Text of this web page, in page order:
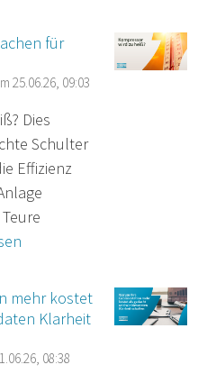
für
25.06.26, 09:03
Dies
Schulter
Effizienz
mehr kostet
Klarheit
08:38